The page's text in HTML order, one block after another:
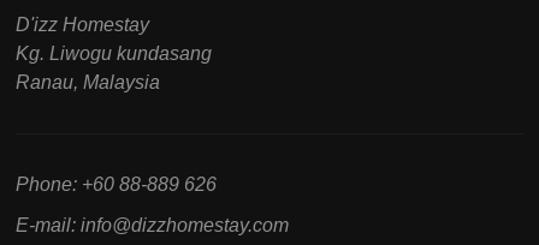
D'izz Homestay
Kg. Liwogu kundasang
Ranau, Malaysia
Phone: +60 88-889 626
E-mail:info@dizzhomestay.com